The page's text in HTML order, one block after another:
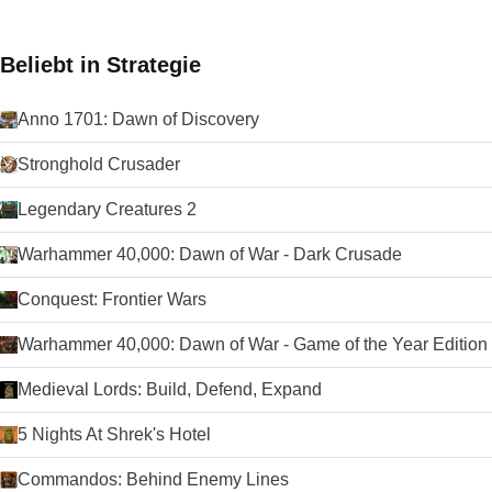
anpassen und das Surfen noch persönlicher gestalten. Wenn
Browser auszuprobieren, könnte Opera die richtige Wahl für
Sie sein. Suchen Sie nach der Mac-Version von Opera? Hier
für alternative Browser an, wenn Sie nach etwas anderem
suchen.
Beliebt in Strategie
Anno 1701: Dawn of Discovery
Stronghold Crusader
Legendary Creatures 2
Warhammer 40,000: Dawn of War - Dark Crusade
Conquest: Frontier Wars
Warhammer 40,000: Dawn of War - Game of the Year Edition
Medieval Lords: Build, Defend, Expand
5 Nights At Shrek's Hotel
Commandos: Behind Enemy Lines